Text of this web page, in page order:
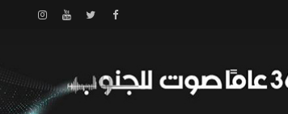
Facebook
Twitter
Youtube
Instagram